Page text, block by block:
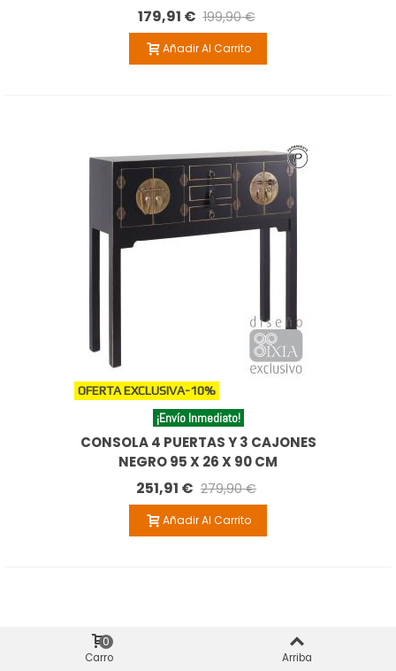
179,91 € 199,90 €
Añadir Al Carrito
OFERTA EXCLUSIVA-10%
¡Envío Inmediato!
CONSOLA 4 PUERTAS Y 3 CAJONES
NEGRO 95 X 26 X 90 CM
251,91 € 279,90 €
Añadir Al Carrito
Carro
0
Arriba